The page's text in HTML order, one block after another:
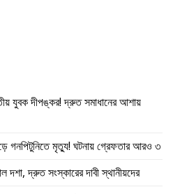
যুবক দীপঙ্কর! দ্রুত সমাধানের আশায়
গনপিটুনিতে মৃত্যু! ঘটনায় গ্রেফতার আরও ৩
দশা, দ্রুত সংস্কারের দাবী স্থানীয়দের